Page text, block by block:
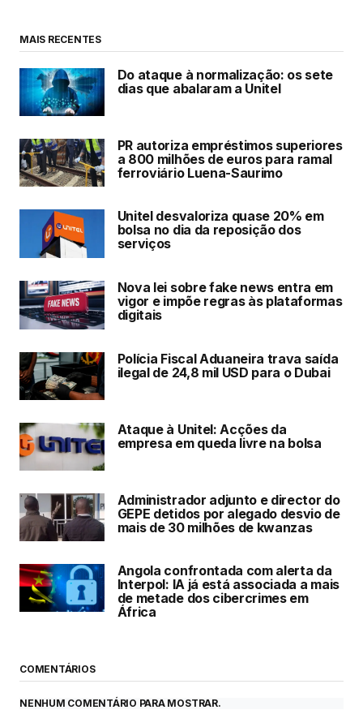
MAIS RECENTES
Do ataque à normalização: os sete
dias que abalaram a Unitel
PR autoriza empréstimos superiores
a 800 milhões de euros para ramal
ferroviário Luena-Saurimo
Unitel desvaloriza quase 20% em
bolsa no dia da reposição dos
serviços
Nova lei sobre fake news entra em
vigor e impõe regras às plataformas
digitais
Polícia Fiscal Aduaneira trava saída
ilegal de 24,8 mil USD para o Dubai
Ataque à Unitel: Acções da
empresa em queda livre na bolsa
Administrador adjunto e director do
GEPE detidos por alegado desvio de
mais de 30 milhões de kwanzas
Angola confrontada com alerta da
Interpol: IA já está associada a mais
de metade dos cibercrimes em
África
COMENTÁRIOS
NENHUM COMENTÁRIO PARA MOSTRAR.